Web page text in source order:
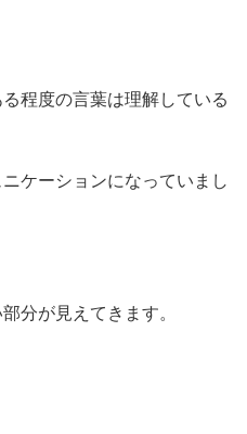
程度の言葉は理解している
ケーションになっていまし
分が見えてきます。